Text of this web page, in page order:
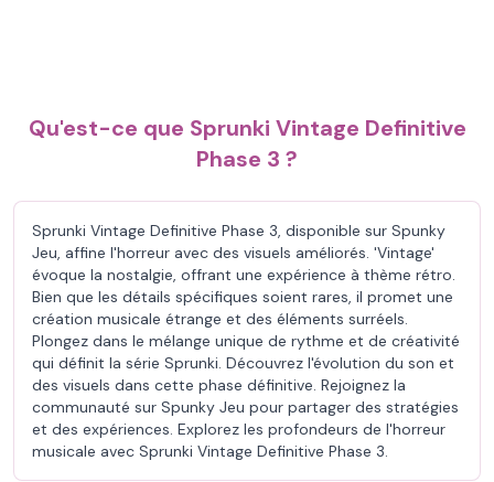
Qu'est-ce que Sprunki Vintage Definitive
Phase 3 ?
Sprunki Vintage Definitive Phase 3, disponible sur Spunky
Jeu, affine l'horreur avec des visuels améliorés. 'Vintage'
évoque la nostalgie, offrant une expérience à thème rétro.
Bien que les détails spécifiques soient rares, il promet une
création musicale étrange et des éléments surréels.
Plongez dans le mélange unique de rythme et de créativité
qui définit la série Sprunki. Découvrez l'évolution du son et
des visuels dans cette phase définitive. Rejoignez la
communauté sur Spunky Jeu pour partager des stratégies
et des expériences. Explorez les profondeurs de l'horreur
musicale avec Sprunki Vintage Definitive Phase 3.